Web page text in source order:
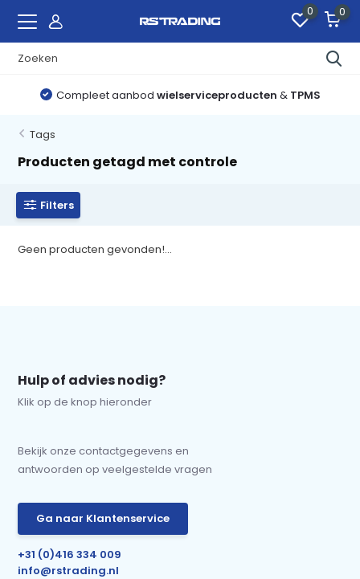
0 0
Compleet aanbod wielserviceproducten & TPMS
Tags
Producten getagd met controle
Filters
Geen producten gevonden!...
Hulp of advies nodig?
Klik op de knop hieronder
Bekijk onze contactgegevens en
antwoorden op veelgestelde vragen
Ga naar Klantenservice
+31 (0)416 334 009
info@rstrading.nl